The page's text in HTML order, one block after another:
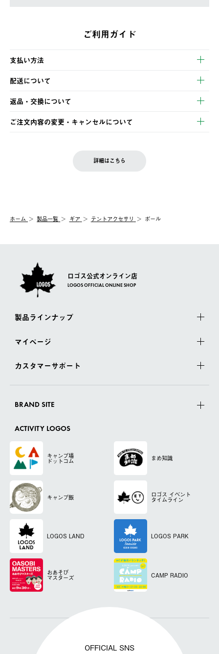
ご利用ガイド
支払い方法
以下のいずれかの方法でお支払いいただけます。
・クレジットカード決済
・コンビニ決済
・Pay-easy決済
配送について
【発送スケジュール】
ご注文・ご入金完了より2営業日以内に商品を発送いたします。
土日祝の発送はございませんので、木曜日以降のご注文は週明け
の発送となる場合がございます。
【配送業者】
佐川急便にて配送されます。
返品・交換について
※お客様都合の場合
お客様都合の返品にかかる送料は、お客様ご負担とさせていただ
一度お手元の商品を返品いただき、ご希望商品を再注文してくだ
ご注文内容の変更・キャンセルについて
LOGOS FAMILY会員の方は、会員マイページ内 購入履歴画面に
詳細はこちら
ホーム 製品一覧 ギア テントアクセサリ ポール
ロゴス公式オンライン店
LOGOS OFFICIAL ONLINE SHOP
製品ラインナップ
マイページ
カスタマーサポート
BRAND SITE
ACTIVITY LOGOS
キャンプ場
ドットコム まめ知識
キャンプ飯 ロゴス イベント
タイムライン
LOGOS LAND LOGOS PARK
おあそび
マスターズ CAMP RADIO
OFFICIAL SNS